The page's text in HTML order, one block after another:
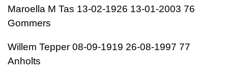
Maroella M Tas 13-02-1926 13-01-2003 76
Gommers
Willem Tepper 08-09-1919 26-08-1997 77
Anholts